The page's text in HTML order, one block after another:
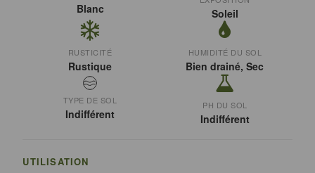
Blanc Soleil
RUSTICITÉ
Rustique
HUMIDITÉ DU SOL
Bien drainé, Sec
TYPE DE SOL
Indifférent
PH DU SOL
Indifférent
UTILISATION